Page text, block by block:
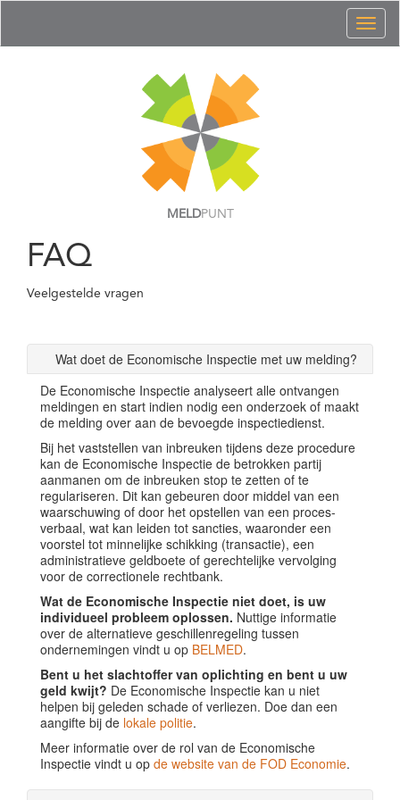
MELDPUNT
FAQ
Veelgestelde vragen
Wat doet de Economische Inspectie met uw melding?
De Economische Inspectie analyseert alle ontvangen
meldingen en start indien nodig een onderzoek of maakt
de melding over aan de bevoegde inspectiedienst.
Bij het vaststellen van inbreuken tijdens deze procedure
kan de Economische Inspectie de betrokken partij
aanmanen om de inbreuken stop te zetten of te
regulariseren. Dit kan gebeuren door middel van een
waarschuwing of door het opstellen van een proces-
verbaal, wat kan leiden tot sancties, waaronder een
voorstel tot minnelijke schikking (transactie), een
administratieve geldboete of gerechtelijke vervolging
voor de correctionele rechtbank.
Wat de Economische Inspectie niet doet, is uw
individueel probleem oplossen. Nuttige informatie
over de alternatieve geschillenregeling tussen
ondernemingen vindt u op BELMED.
Bent u het slachtoffer van oplichting en bent u uw
geld kwijt? De Economische Inspectie kan u niet
helpen bij geleden schade of verliezen. Doe dan een
aangifte bij de lokale politie.
Meer informatie over de rol van de Economische
Inspectie vindt u op de website van de FOD Economie.